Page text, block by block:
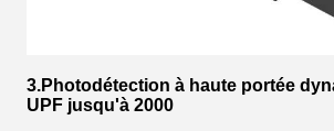
3.Photodétection à haute portée
UPF jusqu'à 2000